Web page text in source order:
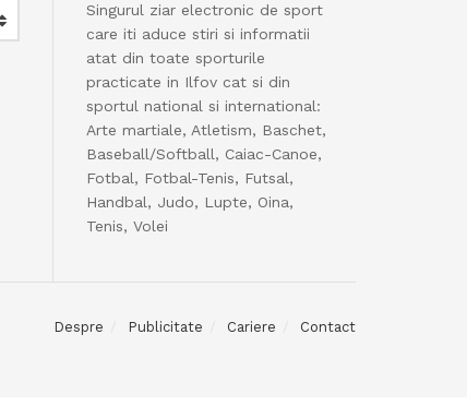
Singurul ziar electronic de sport
care iti aduce stiri si informatii
atat din toate sporturile
practicate in Ilfov cat si din
sportul national si international:
Arte martiale, Atletism, Baschet,
Baseball/Softball, Caiac-Canoe,
Fotbal, Fotbal-Tenis, Futsal,
Handbal, Judo, Lupte, Oina,
Tenis, Volei
Despre Publicitate Cariere Contact